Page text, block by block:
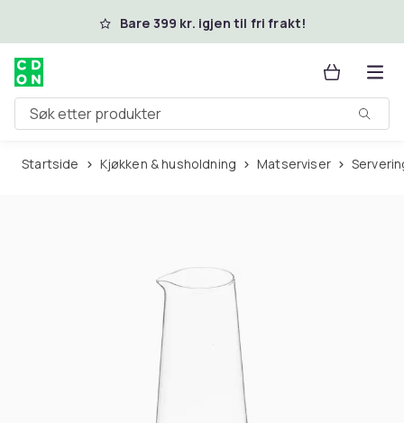
Hopp til hovedinnholdBare 399 kr. igjen til fri frakt!
Søk etter produkter
Startside Kjøkken & husholdning Matserviser